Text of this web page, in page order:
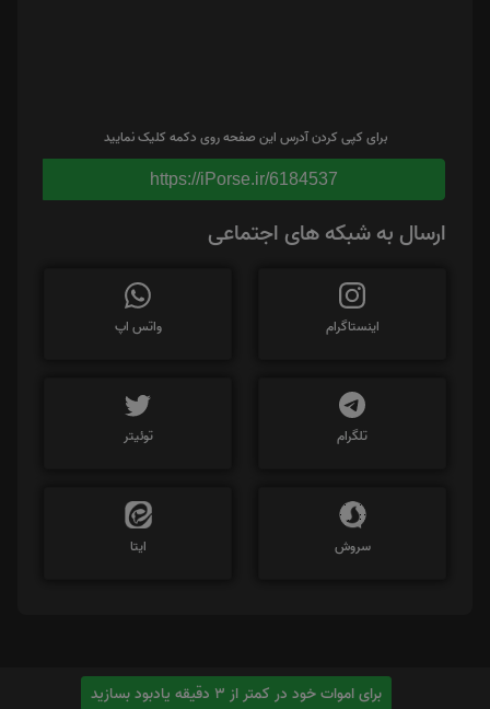
برای کپی کردن آدرس این صفحه روی دکمه کلیک نمایید
https://iPorse.ir/6184537
ارسال به شبکه های اجتماعی
اینستاگرام واتس اپ
تلگرام توئیتر
سروش ایتا
برای اموات خود در کمتر از 3 دقیقه یادبود بسازید